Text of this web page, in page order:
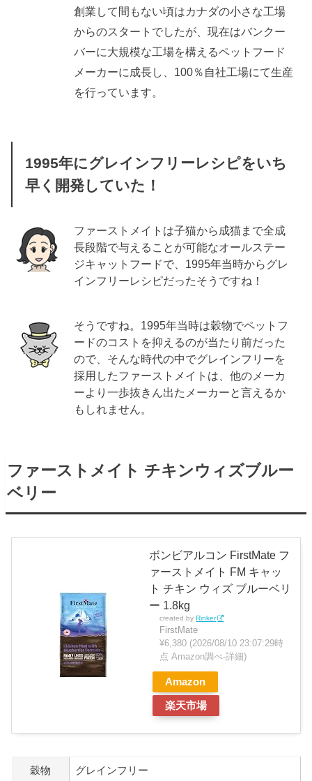
創業して間もない頃はカナダの小さな工場
からのスタートでしたが、現在はバンクー
バーに大規模な工場を構えるペットフード
メーカーに成長し、100％自社工場にて生産
を行っています。
1995年にグレインフリーレシピをいち
早く開発していた！
ファーストメイトは子猫から成猫まで全成
長段階で与えることが可能なオールステー
ジキャットフードで、1995年当時からグレ
インフリーレシピだったそうですね！
そうですね。1995年当時は穀物でペットフ
ードのコストを抑えるのが当たり前だった
ので、そんな時代の中でグレインフリーを
採用したファーストメイトは、他のメーカ
ーより一歩抜きん出たメーカーと言えるか
もしれません。
ファーストメイト チキンウィズブルー
ベリー
ボンビアルコン FirstMate フ
ァーストメイト FM キャッ
ト チキン ウィズ ブルーベリ
ー 1.8kg
created byRinker
FirstMate
¥6,380 (2026/08/10 23:07:29時
点 Amazon調べ-詳細)
Amazon
楽天市場
穀物 グレインフリー